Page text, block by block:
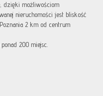
dzięki możliwościom
nieruchomości jest bliskość
2 km od centrum
200 miejsc.